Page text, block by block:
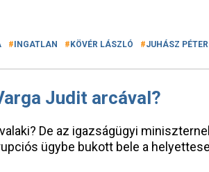
INGATLAN KÖVÉR LÁSZLÓ JUHÁSZ PÉTER
Judit arcával?
De az igazságügyi
ügybe bukott bele a